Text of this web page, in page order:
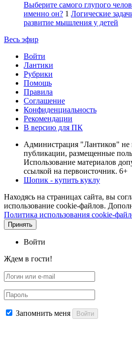
Выберите самого глупого
именно он? 1 Логические
развитие мышления у детей
Весь эфир
Войти
Лантики
Рубрики
Помощь
Правила
Соглашение
Конфиденциальность
Рекомендации
В версию для ПК
Администрация "Лантиков" не
публикации, размещенные
Использование материалов
ссылкой на первоисточник. 6+
Шопик - купить куклу
Находясь на страницах сайта, вы
использование cookie-файлов.
Политика использования cookie-
Принять
Войти
Ждем в гости!
Запомнить меня Войти